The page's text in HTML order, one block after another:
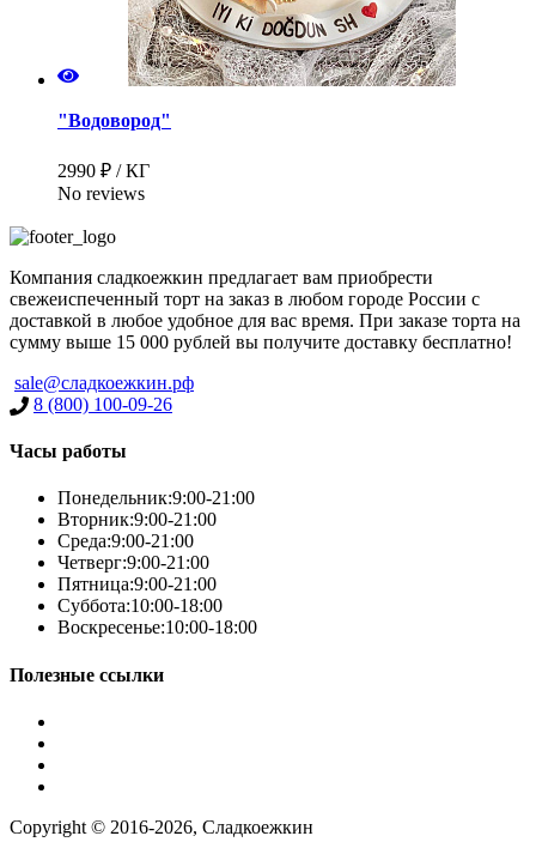
"Водовород"
2990 ₽ / КГ
No reviews
Компания сладкоежкин предлагает вам приобрести
свежеиспеченный торт на заказ в любом городе России с
доставкой в любое удобное для вас время. При заказе торта на
сумму выше 15 000 рублей вы получите доставку бесплатно!
sale@сладкоежкин.рф
8 (800) 100-09-26
Часы работы
Понедельник:9:00-21:00
Вторник:9:00-21:00
Среда:9:00-21:00
Четверг:9:00-21:00
Пятница:9:00-21:00
Суббота:10:00-18:00
Воскресенье:10:00-18:00
Полезные ссылки
Copyright © 2016-2026, Сладкоежкин